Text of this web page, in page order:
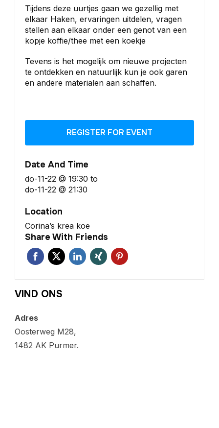
Tijdens deze uurtjes gaan we gezellig met
elkaar Haken, ervaringen uitdelen, vragen
stellen aan elkaar onder een genot van een
kopje koffie/thee met een koekje
Tevens is het mogelijk om nieuwe projecten
te ontdekken en natuurlijk kun je ook garen
en andere materialen aan schaffen.
REGISTER FOR EVENT
Date And Time
do-11-22 @ 19:30 to
do-11-22 @ 21:30
Location
Corina’s krea koe
Share With Friends
VIND ONS
Adres
Oosterweg M28,
1482 AK Purmer.